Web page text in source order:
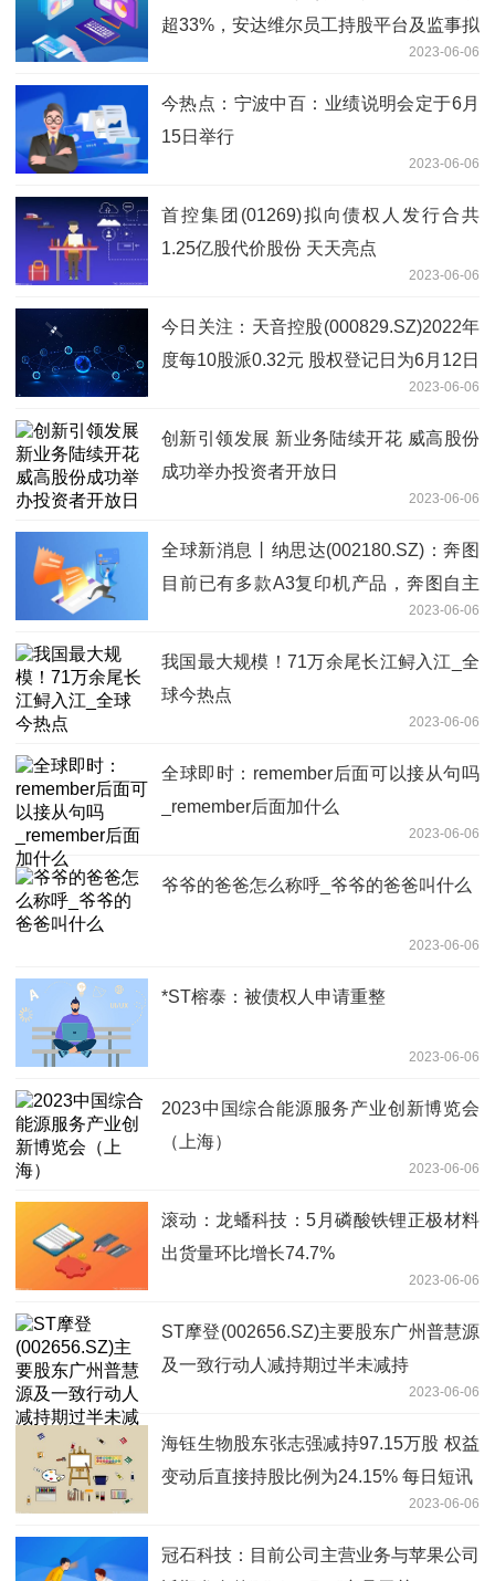
超33%，安达维尔员工持股平台及监事拟
2023-06-06
今热点：宁波中百：业绩说明会定于6月
15日举行
2023-06-06
首控集团(01269)拟向债权人发行合共
1.25亿股代价股份 天天亮点
2023-06-06
今日关注：天音控股(000829.SZ)2022年
度每10股派0.32元 股权登记日为6月12日
2023-06-06
创新引领发展 新业务陆续开花 威高股份
成功举办投资者开放日
2023-06-06
全球新消息丨纳思达(002180.SZ)：奔图
目前已有多款A3复印机产品，奔图自主
研发的A3黑白及彩色复印机预计本年度
内量产上市
2023-06-06
我国最大规模！71万余尾长江鲟入江_全
球今热点
2023-06-06
全球即时：remember后面可以接从句吗
_remember后面加什么
2023-06-06
爷爷的爸爸怎么称呼_爷爷的爸爸叫什么
2023-06-06
*ST榕泰：被债权人申请重整
2023-06-06
2023中国综合能源服务产业创新博览会
（上海）
2023-06-06
滚动：龙蟠科技：5月磷酸铁锂正极材料
出货量环比增长74.7%
2023-06-06
ST摩登(002656.SZ)主要股东广州普慧源
及一致行动人减持期过半未减持
2023-06-06
海钰生物股东张志强减持97.15万股 权益
变动后直接持股比例为24.15% 每日短讯
2023-06-06
冠石科技：目前公司主营业务与苹果公司